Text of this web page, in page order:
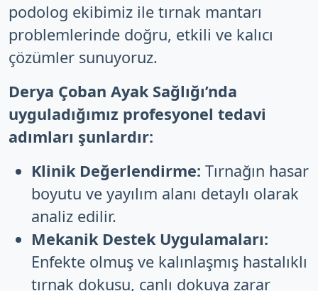
podolog ekibimiz ile tırnak mantarı
problemlerinde doğru, etkili ve kalıcı
çözümler sunuyoruz.
Derya Çoban Ayak Sağlığı’nda
uyguladığımız profesyonel tedavi
adımları şunlardır:
Klinik Değerlendirme: Tırnağın hasar
boyutu ve yayılım alanı detaylı olarak
analiz edilir.
Mekanik Destek Uygulamaları:
Enfekte olmuş ve kalınlaşmış hastalıklı
tırnak dokusu, canlı dokuya zarar